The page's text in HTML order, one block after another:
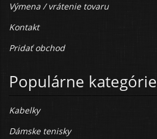
Výmena / vrátenie tovaru
Kontakt
Pridať obchod
Populárne kategórie
Kabelky
Dámske tenisky